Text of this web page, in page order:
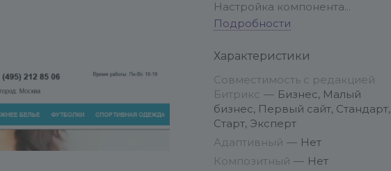
Настройка компонента
позволяет скрыть отображение
умолчанию выводится только
город. По всем вопросам и
пожеланиям, пишите
info@conversite.ru
Подробности
Характеристики
Совместимость с редакцией
Битрикс — Бизнес, Малый
бизнес, Первый сайт, Стандарт,
Старт, Эксперт
Адаптивный — Нет
Композитный — Нет